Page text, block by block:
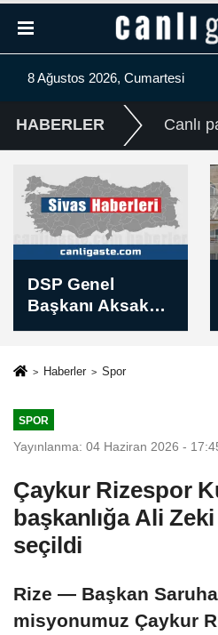
8 Ağustos 2026, Cumartesi
HABERLER Canlı
Netanyahu’nun
savunma
bütçesinde 17
artış talep ettiği
Haberler Spor
SPOR
Yayınlanma: 04 Haziran 2026 -
Çaykur Rizespor
başkanlığa Ali
seçildi
Rize — Başkan
misyonumuz Çaykur